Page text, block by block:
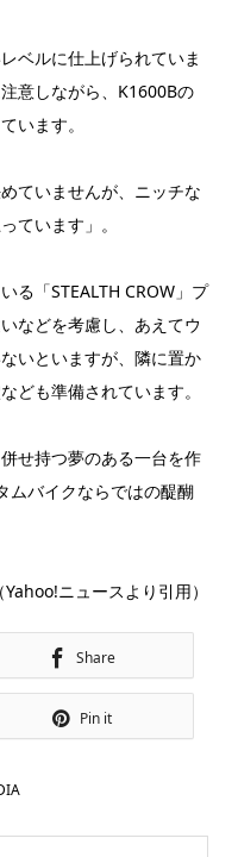
ベルに仕上げられていま
意しながら、K1600Bの
います。
ていませんが、ニッチな
ています」。
る「STEALTH CROW」プ
などを考慮し、あえてウ
いといますが、隣に置か
ども準備されています。
せ持つ夢のある一台を作
ムバイクならではの醍醐
（Yahoo!ニュースより引用）
Share
Pin it